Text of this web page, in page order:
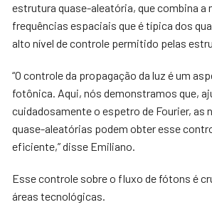
estrutura quase-aleatória, que combina a
frequências espaciais que é típica dos
alto nível de controle permitido pelas
“O controle da propagação da luz é um
fotônica. Aqui, nós demonstramos que,
cuidadosamente o espetro de Fourier, as
quase-aleatórias podem obter esse
eficiente,” disse Emiliano.
Esse controle sobre o fluxo de fótons é
áreas tecnológicas.